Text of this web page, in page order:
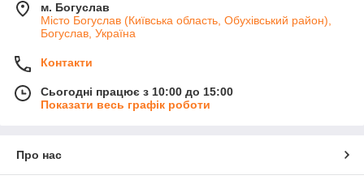
м. Богуслав
Місто Богуслав (Київська область, Обухівський район),
Богуслав, Україна
Контакти
Сьогодні працює з 10:00 до 15:00
Показати весь графік роботи
Про нас